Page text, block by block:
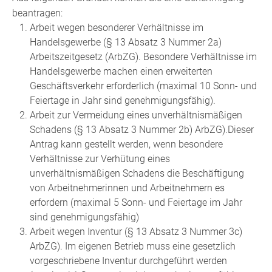
beantragen:
Arbeit wegen besonderer Verhältnisse im
Handelsgewerbe (§ 13 Absatz 3 Nummer 2a)
Arbeitszeitgesetz (ArbZG). Besondere Verhältnisse im
Handelsgewerbe machen einen erweiterten
Geschäftsverkehr erforderlich (maximal 10 Sonn- und
Feiertage in Jahr sind genehmigungsfähig).
Arbeit zur Vermeidung eines unverhältnismäßigen
Schadens (§ 13 Absatz 3 Nummer 2b) ArbZG).Dieser
Antrag kann gestellt werden, wenn besondere
Verhältnisse zur Verhütung eines
unverhältnismäßigen Schadens die Beschäftigung
von Arbeitnehmerinnen und Arbeitnehmern es
erfordern (maximal 5 Sonn- und Feiertage im Jahr
sind genehmigungsfähig)
Arbeit wegen Inventur (§ 13 Absatz 3 Nummer 3c)
ArbZG). Im eigenen Betrieb muss eine gesetzlich
vorgeschriebene Inventur durchgeführt werden